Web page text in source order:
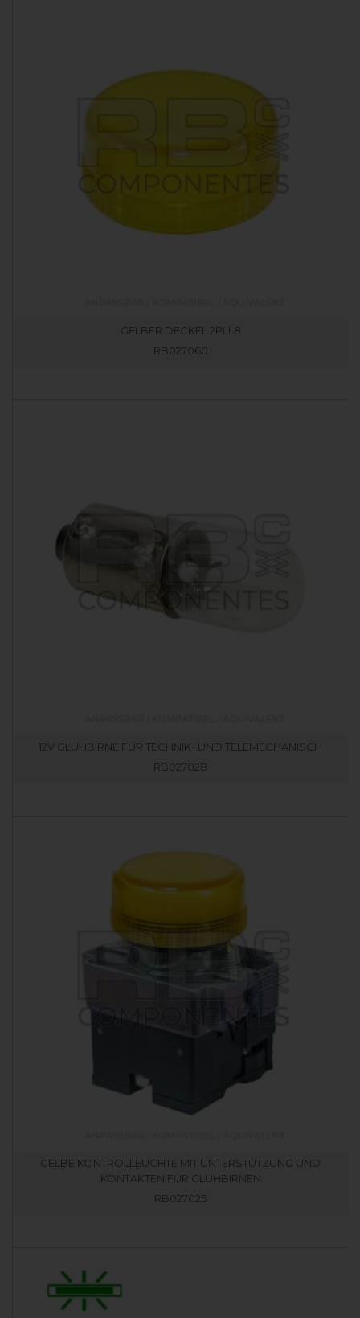
GELBER DECKEL 2PLL8
RB027060
12V GLÜHBIRNE FÜR TECHNIK- UND TELEMECHANISCH
RB027028
GELBE KONTROLLEUCHTE MIT UNTERSTÜTZUNG UND
KONTAKTEN FÜR GLÜHBIRNEN
RB027025